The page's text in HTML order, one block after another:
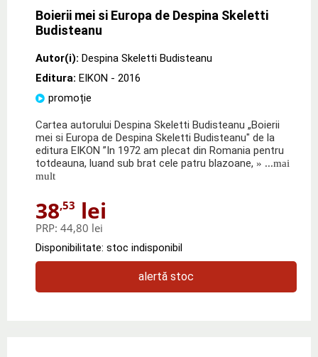
Boierii mei si Europa de Despina Skeletti
Budisteanu
Autor(i): Despina Skeletti Budisteanu
Editura: EIKON - 2016
promoție
Cartea autorului Despina Skeletti Budisteanu „Boierii
mei si Europa de Despina Skeletti Budisteanu" de la
editura EIKON ”In 1972 am plecat din Romania pentru
totdeauna, luand sub brat cele patru blazoane, » ...mai
mult
38,53 lei
PRP: 44,80 lei
Disponibilitate: stoc indisponibil
alertă stoc